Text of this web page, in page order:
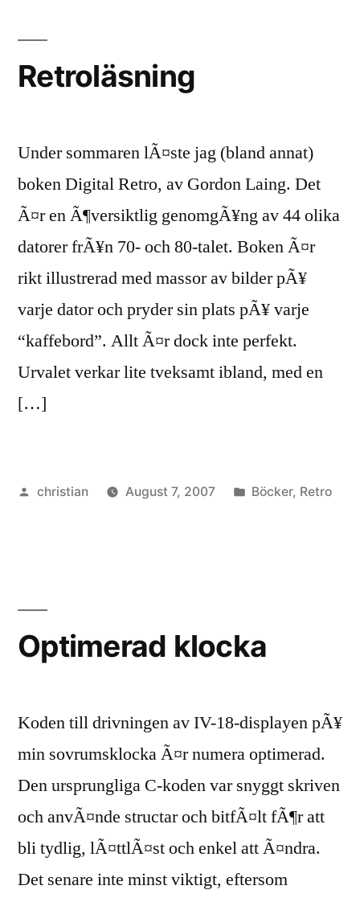
Retroläsning
Under sommaren lÃ¤ste jag (bland annat)
boken Digital Retro, av Gordon Laing. Det
Ã¤r en Ã¶versiktlig genomgÃ¥ng av 44 olika
datorer frÃ¥n 70- och 80-talet. Boken Ã¤r
rikt illustrerad med massor av bilder pÃ¥
varje dator och pryder sin plats pÃ¥ varje
“kaffebord”. Allt Ã¤r dock inte perfekt.
Urvalet verkar lite tveksamt ibland, med en
[…]
Posted
christian August 7, 2007
Posted
Böcker, Retro
Optimerad klocka
Koden till drivningen av IV-18-displayen pÃ¥
min sovrumsklocka Ã¤r numera optimerad.
Den ursprungliga C-koden var snyggt skriven
och anvÃ¤nde structar och bitfÃ¤lt fÃ¶r att
bli tydlig, lÃ¤ttlÃ¤st och enkel att Ã¤ndra.
Det senare inte minst viktigt, eftersom